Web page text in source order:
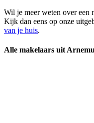
Wil je meer weten over een
Kijk dan eens op onze
van je huis.
Alle makelaars uit